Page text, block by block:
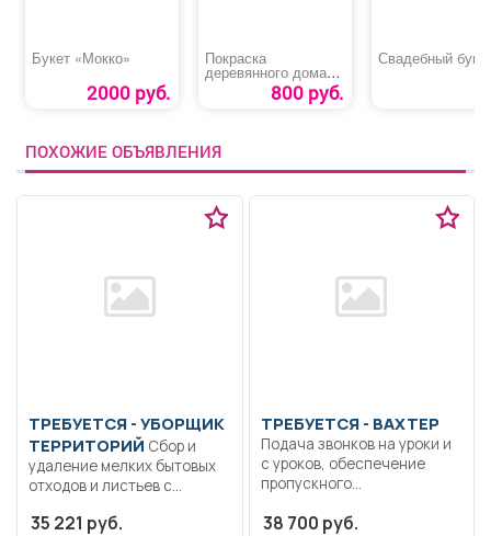
Букет «Мокко»
2000 руб.
Покраска
деревянного дома
или бани снаружи
800 руб.
Свадебный
ПОХОЖИЕ ОБЪЯВЛЕНИЯ
ТРЕБУЕТСЯ - УБОРЩИК
ТЕРРИТОРИЙ
удаление мелких бытовых
отходов и листьев с...
35 221 руб.
ТРЕБУЕТСЯ - ВАХТЕР
Подача звонков на уроки и
с уроков, обеспечение
пропускного...
38 700 руб.